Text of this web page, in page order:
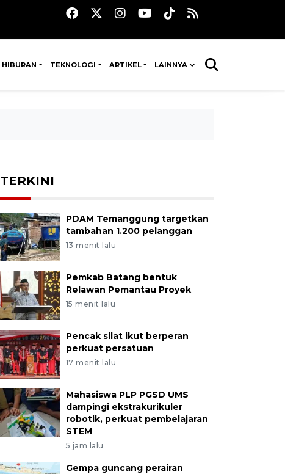
HIBURAN TEKNOLOGI ARTIKEL LAINNYA
TERKINI
PDAM Temanggung targetkan
tambahan 1.200 pelanggan
13 menit lalu
Pemkab Batang bentuk
Relawan Pemantau Proyek
15 menit lalu
Pencak silat ikut berperan
perkuat persatuan
17 menit lalu
Mahasiswa PLP PGSD UMS
dampingi ekstrakurikuler
robotik, perkuat pembelajaran
STEM
5 jam lalu
Gempa guncang perairan